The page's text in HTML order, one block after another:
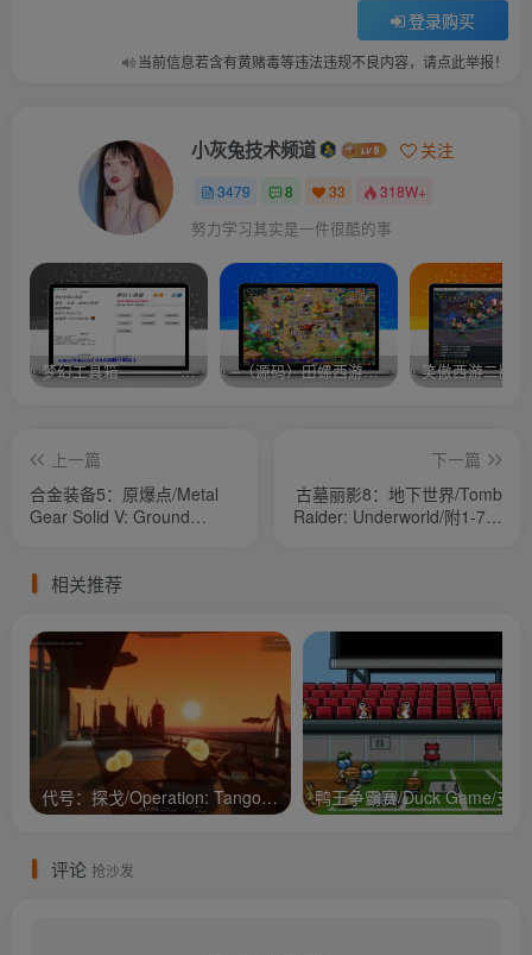
登录购买
当前信息若含有黄赌毒等违法违规不良内容，请点此举报！
小灰兔技术频道 关注
3479 8 33 318W+
努力学习其实是一件很酷的事
梦幻工具箱————-免费 –（源码）田螺西游9.0 假人摆摊18门派飞升渡劫化圣助战最新BB谛听…. 笑傲西游二版-
上一篇
合金装备5：原爆点/Metal
Gear Solid V: Ground
下一篇
古墓丽影8：地下世界/Tomb
Raider: Underworld/附1-7历
相关推荐
代号：探戈/Operation: Tango/支持网络联机
评论 抢沙发